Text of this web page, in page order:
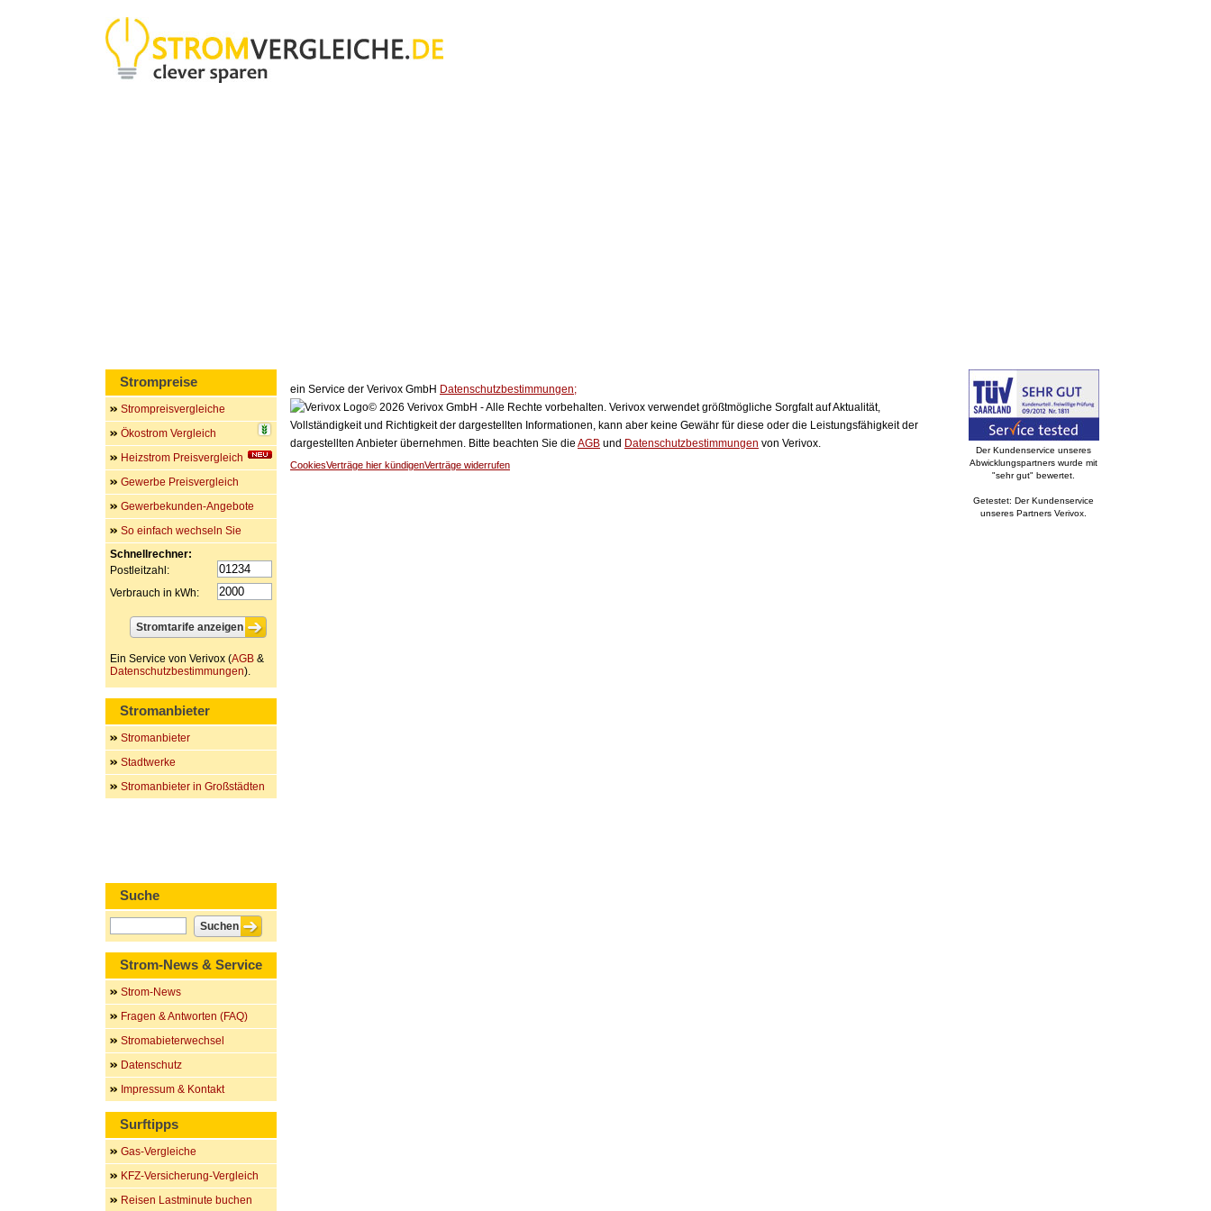
ein Service der Verivox GmbH Datenschutzbestimmungen;
© 2026 Verivox GmbH - Alle Rechte vorbehalten. Verivox verwendet größtmögliche Sorgfalt auf Aktualität,
Vollständigkeit und Richtigkeit der dargestellten Informationen, kann aber keine Gewähr für diese oder die Leistungsfähigkeit der
dargestellten Anbieter übernehmen. Bitte beachten Sie die AGB und Datenschutzbestimmungen von Verivox.
CookiesVerträge hier kündigenVerträge widerrufen
Strompreise
Strompreisvergleiche
Ökostrom Vergleich
Heizstrom Preisvergleich
Gewerbe Preisvergleich
Gewerbekunden-Angebote
So einfach wechseln Sie
Schnellrechner:
Postleitzahl:
Verbrauch in kWh:
Ein Service von Verivox (AGB &
Datenschutzbestimmungen).
Stromanbieter
Stromanbieter
Stadtwerke
Stromanbieter in Großstädten
Suche
Strom-News & Service
Strom-News
Fragen & Antworten (FAQ)
Stromabieterwechsel
Datenschutz
Impressum & Kontakt
Surftipps
Gas-Vergleiche
KFZ-Versicherung-Vergleich
Reisen Lastminute buchen
Der Kundenservice unseres
Abwicklungspartners wurde mit
"sehr gut" bewertet.
Getestet: Der Kundenservice
unseres Partners Verivox.